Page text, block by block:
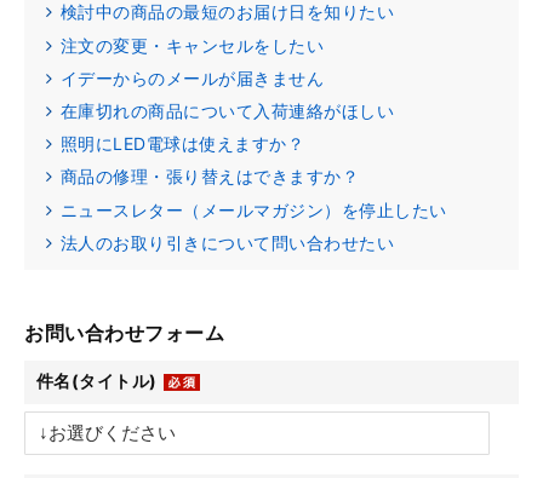
検討中の商品の最短のお届け日を知りたい
注文の変更・キャンセルをしたい
イデーからのメールが届きません
在庫切れの商品について入荷連絡がほしい
照明にLED電球は使えますか？
商品の修理・張り替えはできますか？
ニュースレター（メールマガジン）を停止したい
法人のお取り引きについて問い合わせたい
お問い合わせフォーム
件名(タイトル)